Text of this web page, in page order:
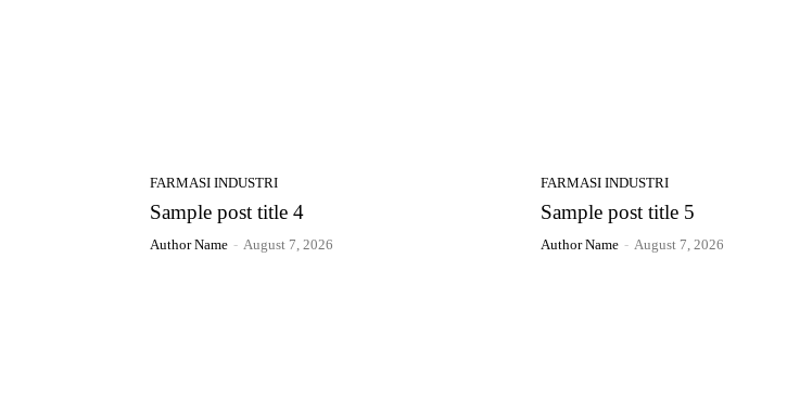
FARMASI INDUSTRI
Sample post title 4
Author Name - August 7, 2026
FARMASI INDUSTRI
Sample post title 5
Author Name - August 7, 2026